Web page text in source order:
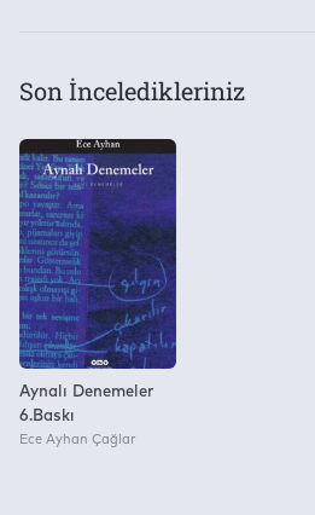
Son İnceledikleriniz
Aynalı Denemeler
6.Baskı
Ece Ayhan Çağlar